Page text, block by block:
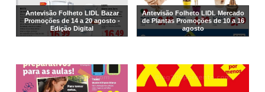
Antevisão Folheto LIDL Bazar
Promoções de 14 a 20 agosto -
Edição Digital
Antevisão Folheto LIDL Mercado
de Plantas Promoções de 10 a 16
agosto